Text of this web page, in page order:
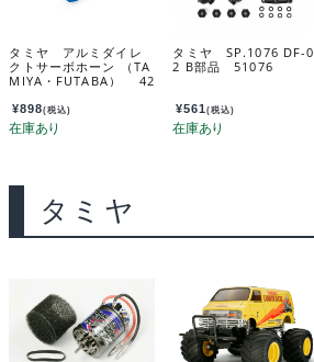
タミヤ アルミダイレ
クトサーボホーン （TA
MIYA・FUTABA） 42
¥898(税込)
タミヤ SP.1076 DF-0
2 B部品 51076
¥561(税込)
タミヤ